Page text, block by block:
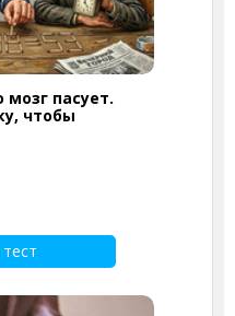
пасует.
чтобы